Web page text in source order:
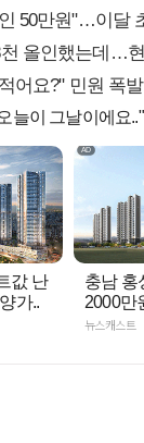
50만원"…이달
올인했는데…
어요?" 민원 폭
늘이 그날이에요.."
값 난
가..
충남 홍
2000만
뉴스캐스트